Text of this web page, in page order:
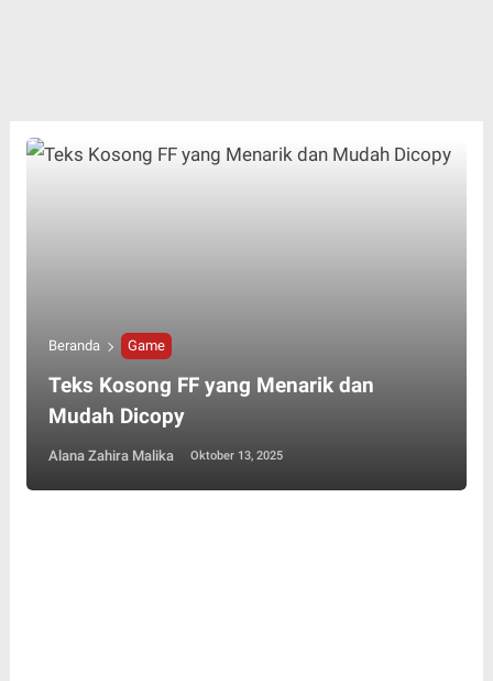
Beranda Game
Teks Kosong FF yang Menarik dan
Mudah Dicopy
Alana Zahira Malika Oktober 13, 2025